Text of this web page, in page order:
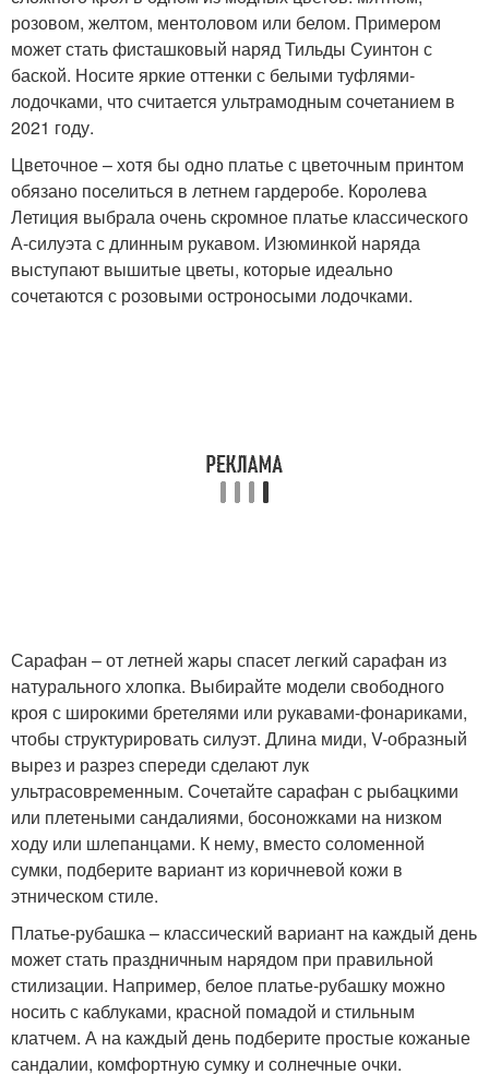
розовом, желтом, ментоловом или белом. Примером
может стать фисташковый наряд Тильды Суинтон с
баской. Носите яркие оттенки с белыми туфлями-
лодочками, что считается ультрамодным сочетанием в
2021 году.
Цветочное – хотя бы одно платье с цветочным принтом
обязано поселиться в летнем гардеробе. Королева
Летиция выбрала очень скромное платье классического
А-силуэта с длинным рукавом. Изюминкой наряда
выступают вышитые цветы, которые идеально
сочетаются с розовыми остроносыми лодочками.
Сарафан – от летней жары спасет легкий сарафан из
натурального хлопка. Выбирайте модели свободного
кроя с широкими бретелями или рукавами-фонариками,
чтобы структурировать силуэт. Длина миди, V-образный
вырез и разрез спереди сделают лук
ультрасовременным. Сочетайте сарафан с рыбацкими
или плетеными сандалиями, босоножками на низком
ходу или шлепанцами. К нему, вместо соломенной
сумки, подберите вариант из коричневой кожи в
этническом стиле.
Платье-рубашка – классический вариант на каждый день
может стать праздничным нарядом при правильной
стилизации. Например, белое платье-рубашку можно
носить с каблуками, красной помадой и стильным
клатчем. А на каждый день подберите простые кожаные
сандалии, комфортную сумку и солнечные очки.